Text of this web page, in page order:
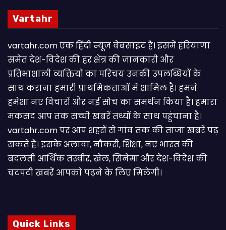
Vartahr
vartahr.com एक हिंदी न्यूज वेबसाइट है। इसमें हरियाणा
समेत देश-विदेश की हर क्षेत्र की जानकारी और
प्रतिभाशाली व्यक्तियों का परिचय उनकी उपलब्धियों के
साथ कराना हमारी प्राथमिकताओं में शामिल है। हमने
हमेशा नए विचारों और नई सोच का समर्थन किया है। हमारा
मकसद आप तक सच्ची खबरें तथ्यों के साथ पहुंचाना है।
vartahr.com पर आप शहरों से गांव तक की ताजा खबरें पढ़
सकते हैं। इसके अलावा, नौकरी, शिक्षा, नए भारत की
बदलती आर्थिक तस्वीर, खेल, सिनेमा और देश-विदेश की
चटपटी खबरें आपकाे पढ़ने के लिए मिलेंगी।
Quick Links